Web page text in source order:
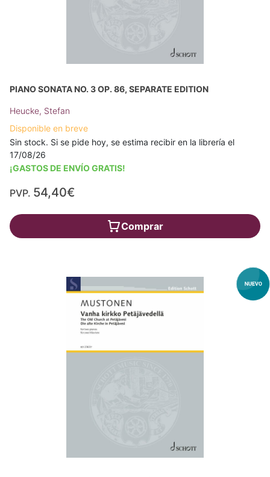
PIANO SONATA NO. 3 OP. 86, SEPARATE EDITION
Heucke, Stefan
Disponible en breve
Sin stock. Si se pide hoy, se estima recibir en la librería el
17/08/26
¡GASTOS DE ENVÍO GRATIS!
PVP. 54,40€
Comprar